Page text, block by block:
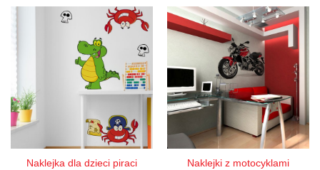
Naklejka dla dzieci piraci
Naklejki z motocyklami